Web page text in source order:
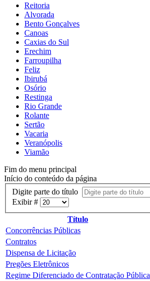
Reitoria
Alvorada
Bento Gonçalves
Canoas
Caxias do Sul
Erechim
Farroupilha
Feliz
Ibirubá
Osório
Restinga
Rio Grande
Rolante
Sertão
Vacaria
Veranópolis
Viamão
Fim do menu principal
Início do conteúdo da página
Digite parte do título
Exibir #
Título
Concorrências Públicas
Contratos
Dispensa de Licitação
Pregões Eletrônicos
Regime Diferenciado de Contratação Pública